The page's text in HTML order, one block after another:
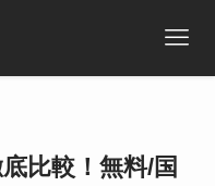
比較！無料/国